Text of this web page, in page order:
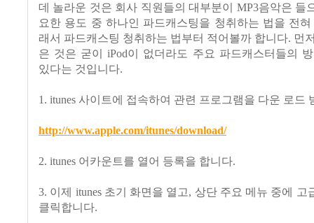
데 놀라운 것은 회사 직원들의 대부분이 MP3음악은 들
요한 용도 중 하나인 파드캐스팅을 청취하는 법을 전
래서 파드캐스팅 청취하는 법부터 적어볼까 합니다. 먼
은 것은 굳이 iPod이 없더라도 주요 파드캐스터들의
있다는 것입니다.
1. itunes 사이트에 접속하여 관련 프로그램을 다운 로드
http://www.apple.com/itunes/download/
2. itunes 어카운트를 열어 등록을 합니다.
3. 이제 itunes 초기 화면을 열고, 상단 주요 메뉴 중에 고
클릭합니다.